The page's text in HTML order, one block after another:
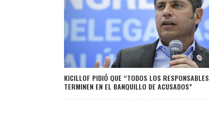
KICILLOF PIDIÓ QUE “TODOS LOS RESPONSABLES
TERMINEN EN EL BANQUILLO DE ACUSADOS”